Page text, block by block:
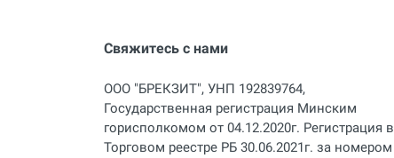
Свяжитесь с нами
ООО "БРЕКЗИТ", УНП 192839764,
Государственная регистрация Минским
горисполкомом от 04.12.2020г. Регистрация в
Торговом реестре РБ 30.06.2021г. за номером